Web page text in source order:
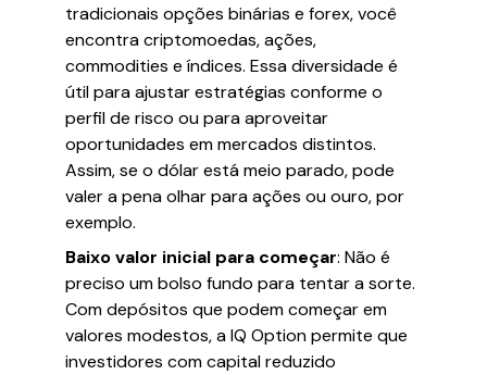
tradicionais opções binárias e forex, você
encontra criptomoedas, ações,
commodities e índices. Essa diversidade é
útil para ajustar estratégias conforme o
perfil de risco ou para aproveitar
oportunidades em mercados distintos.
Assim, se o dólar está meio parado, pode
valer a pena olhar para ações ou ouro, por
exemplo.
Baixo valor inicial para começar: Não é
preciso um bolso fundo para tentar a sorte.
Com depósitos que podem começar em
valores modestos, a IQ Option permite que
investidores com capital reduzido